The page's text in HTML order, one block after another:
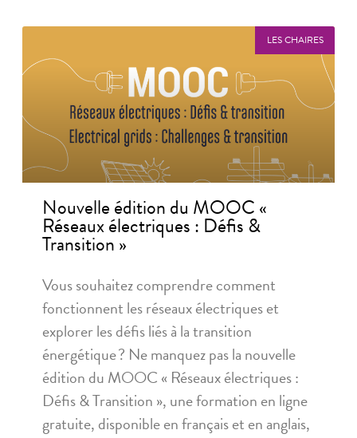
LES CHAIRES
Nouvelle édition du MOOC «
Réseaux électriques : Défis &
Transition »
Vous souhaitez comprendre comment
fonctionnent les réseaux électriques et
explorer les défis liés à la transition
énergétique ? Ne manquez pas la nouvelle
édition du MOOC « Réseaux électriques :
Défis & Transition », une formation en ligne
gratuite, disponible en français et en anglais,